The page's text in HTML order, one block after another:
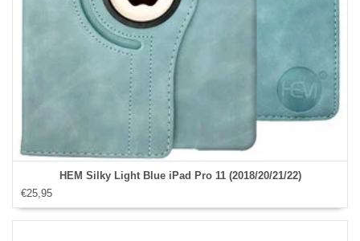
HEM Silky Light Blue iPad Pro 11 (2018/20/21/22)
€25,95